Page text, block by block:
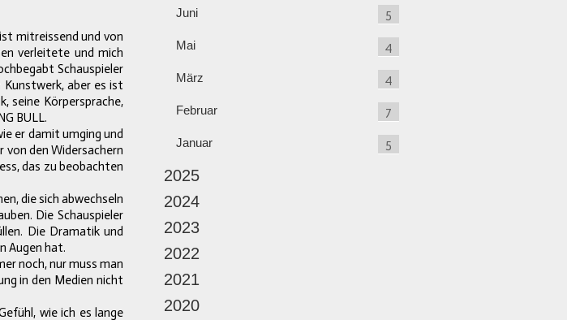
mitreissend und von
verleitete und mich
Schauspieler
aber es ist
seine Körpersprache,
BULL.
er damit umging und
den Widersachern
das zu beobachten
die sich abwechseln
Die Schauspieler
Die Dramatik und
Augen hat.
noch, nur muss man
in den Medien nicht
wie ich es lange
Juni 5
Mai 4
März 4
Februar 7
Januar 5
2025
2024
2023
2022
2021
2020